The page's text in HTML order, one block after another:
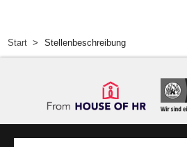
Start Stellenbeschreibung